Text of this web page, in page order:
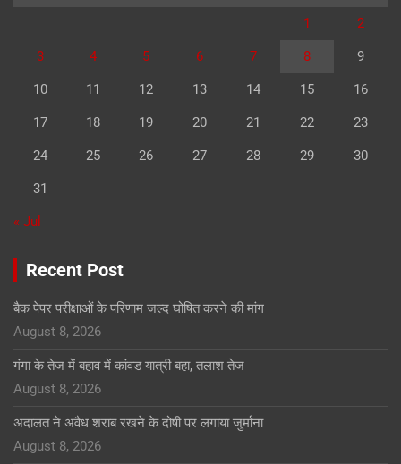
1 2
3 4 5 6 7 8 9
10 11 12 13 14 15 16
17 18 19 20 21 22 23
24 25 26 27 28 29 30
31
« Jul
Recent Post
बैक पेपर परीक्षाओं के परिणाम जल्द घोषित करने की मांग
August 8, 2026
गंगा के तेज में बहाव में कांवड यात्री बहा, तलाश तेज
August 8, 2026
अदालत ने अवैध शराब रखने के दोषी पर लगाया जुर्माना
August 8, 2026